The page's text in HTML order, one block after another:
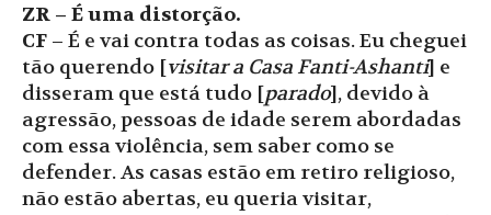
ZR – É uma distorção.
CF – É e vai contra todas as coisas. Eu cheguei
tão querendo [visitar a Casa Fanti-Ashanti] e
disseram que está tudo [parado], devido à
agressão, pessoas de idade serem abordadas
com essa violência, sem saber como se
defender. As casas estão em retiro religioso,
não estão abertas, eu queria visitar,